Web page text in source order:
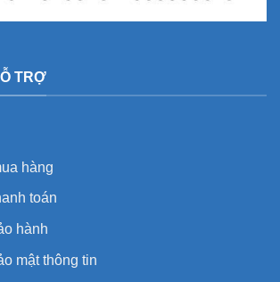
TRỢ
hàng
toán
hành
mật thông tin